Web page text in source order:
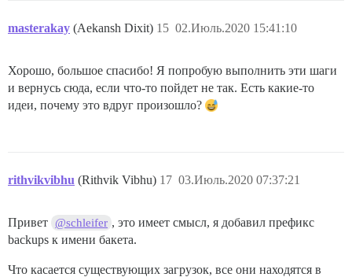
masterakay (Aekansh Dixit) 02.Июль.2020 15:41:10
15
Хорошо, большое спасибо! Я попробую выполнить эти шаги
и вернусь сюда, если что-то пойдет не так. Есть какие-то
идеи, почему это вдруг произошло?
rithvikvibhu (Rithvik Vibhu) 03.Июль.2020 07:37:21
17
Привет @schleifer , это имеет смысл, я добавил префикс
backups к имени бакета.
Что касается существующих загрузок, все они находятся в